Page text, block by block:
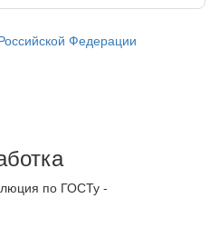
Федерации
по ГОСТу -